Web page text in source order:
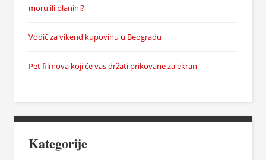
moru ili planini?
Vodič za vikend kupovinu u Beogradu
Pet filmova koji će vas držati prikovane za ekran
Kategorije